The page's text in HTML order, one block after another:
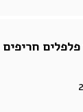
חריפים